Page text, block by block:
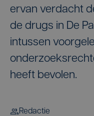
ervan verdacht
de drugs in De
intussen
heeft bevolen.
Redactie